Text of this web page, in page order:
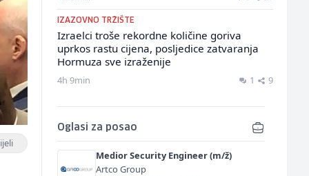
IZAZOVNO TRŽIŠTE
Izraelci troše rekordne količine goriva
uprkos rastu cijena, posljedice zatvaranja
Hormuza sve izraženije
4h 9min 1 9
Oglasi za posao
Medior Security Engineer (m/ž)
Artco Group